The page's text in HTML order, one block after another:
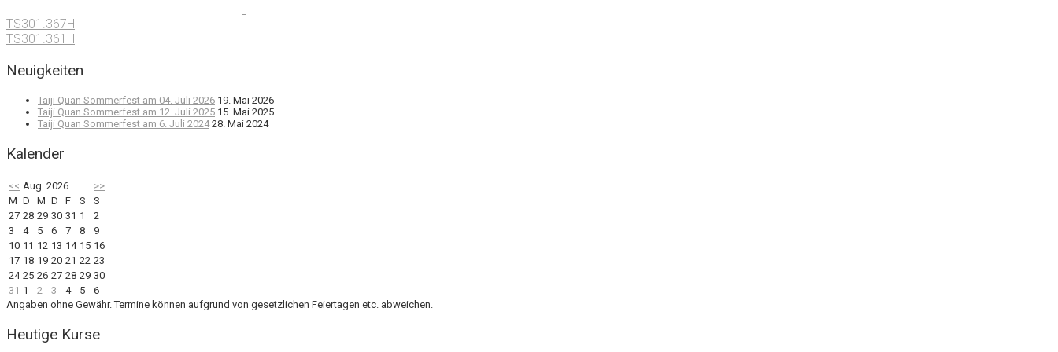
TS301.367H
TS301.361H
Neuigkeiten
Taiji Quan Sommerfest am 04. Juli 2026 19. Mai 2026
Taiji Quan Sommerfest am 12. Juli 2025 15. Mai 2025
Taiji Quan Sommerfest am 6. Juli 2024 28. Mai 2024
Kalender
<< Aug. 2026
>>
M D M D F S
S
27 28 29 30 31 1
2
3
4 5 6 7 8
9
10 11 12 13 14 15 16
17 18 19 20 21 22 23
24 25 26 27 28 29 30
31 1 2 3 4 5
6
Angaben ohne Gewähr. Termine können aufgrund von gesetzlichen Feiertagen etc. abweichen.
Heutige Kurse